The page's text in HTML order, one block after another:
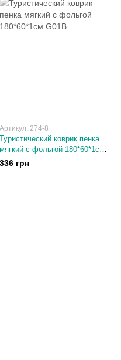
Артикул: 274-8
Туристический коврик пенка
мягкий с фольгой 180*60*1см
G01В
336 грн